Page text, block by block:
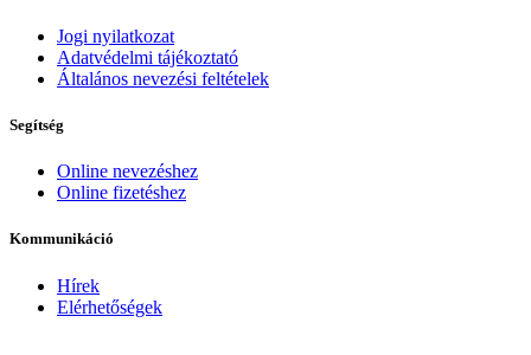
Jogi nyilatkozat
Adatvédelmi tájékoztató
Általános nevezési feltételek
Segítség
Online nevezéshez
Online fizetéshez
Kommunikáció
Hírek
Elérhetőségek